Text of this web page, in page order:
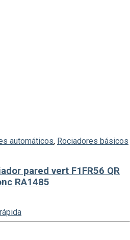
automáticos, Rociadores básicos
pared vert F1FR56 QR
RA1485